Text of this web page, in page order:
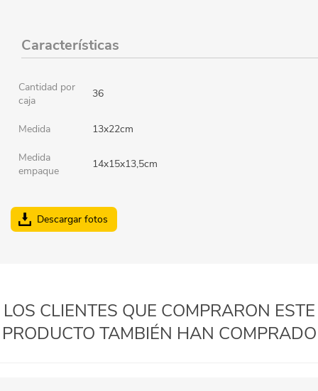
Características
Cantidad por
caja
36
Medida 13x22cm
Medida
empaque
14x15x13,5cm
Descargar fotos
LOS CLIENTES QUE COMPRARON ESTE
PRODUCTO TAMBIÉN HAN COMPRADO